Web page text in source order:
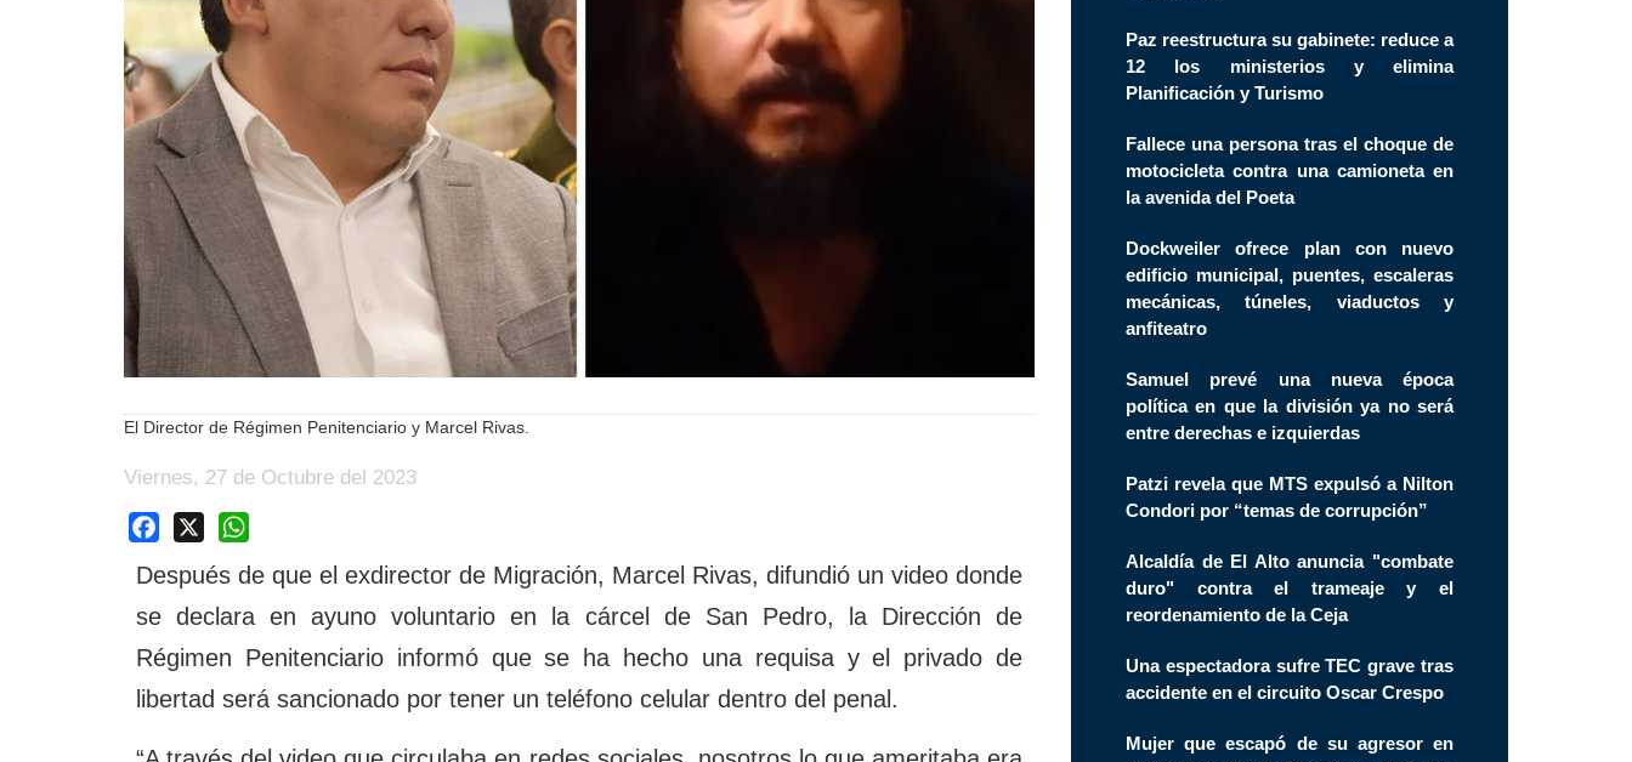
El Director de Régimen Penitenciario y Marcel Rivas.
Viernes, 27 de Octubre del 2023
Facebook
Después de que el exdirector de Migración, Marcel Rivas, difundió un video donde
se declara en ayuno voluntario en la cárcel de San Pedro, la Dirección de
Régimen Penitenciario informó que se ha hecho una requisa y el privado de
libertad será sancionado por tener un teléfono celular dentro del penal.
Paz reestructura su gabinete: reduce a
12 los ministerios y elimina
Planificación y Turismo
Fallece una persona tras el choque de
motocicleta contra una camioneta en
la avenida del Poeta
Dockweiler ofrece plan con nuevo
edificio municipal, puentes, escaleras
mecánicas, túneles, viaductos y
anfiteatro
Samuel prevé una nueva época
política en que la división ya no será
entre derechas e izquierdas
Patzi revela que MTS expulsó a Nilton
Condori por “temas de corrupción”
Alcaldía de El Alto anuncia "combate
duro" contra el trameaje y el
reordenamiento de la Ceja
Una espectadora sufre TEC grave tras
accidente en el circuito Oscar Crespo
Mujer que escapó de su agresor en